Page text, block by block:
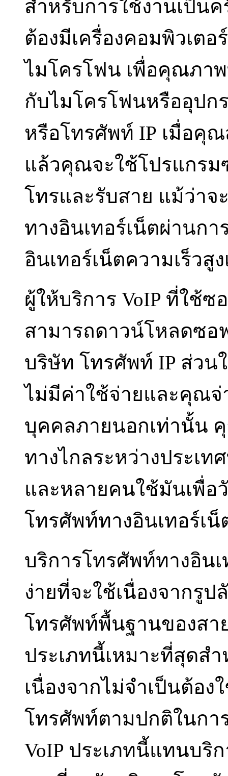
สำหรับการใช้งานเป็น
ต้องมีเครื่องคอมพิวเตอ
ไมโครโฟน เพื่อคุณภา
กับไมโครโฟนหรืออุปก
หรือโทรศัพท์ IP เมื่อคุณ
แล้วคุณจะใช้โปรแกร
โทรและรับสาย แม้ว่าจ
ทางอินเทอร์เน็ตผ่านก
อินเทอร์เน็ตความเร็ว
ผู้ให้บริการ VoIP ที่ใช้
สามารถดาวน์โหลดซ
บริษัท โทรศัพท์ IP ส่วน
ไม่มีค่าใช้จ่ายและคุณจ่
บุคคลภายนอกเท่านั้น
ทางไกลระหว่างประเท
และหลายคนใช้มันเพื่อ
โทรศัพท์ทางอินเทอร์เ
บริการโทรศัพท์ทางอินเ
ง่ายที่จะใช้เนื่องจากรู
โทรศัพท์พื้นฐานของสา
ประเภทนี้เหมาะที่สุดส
เนื่องจากไม่จำเป็นต้อ
โทรศัพท์ตามปกติในกา
VoIP ประเภทนี้แทนบริ